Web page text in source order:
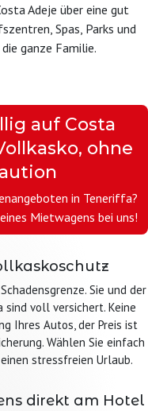
Adeje über eine gut
Spas, Parks und
ganze Familie.
auf Costa
ohne
in Teneriffa?
Mietwagens bei uns!
Sie und der
voll versichert. Keine
Ihres Autos, der Preis ist
Wählen Sie einfach
stressfreien Urlaub.
direkt am Hotel